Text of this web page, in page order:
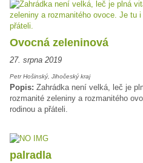
Ovocná zeleninová
27. srpna 2019
Petr Hošinský, Jihočeský kraj
Popis: Zahrádka není velká, leč je
rozmanité zeleniny a rozmanitého
rodinou a přáteli.
palradla